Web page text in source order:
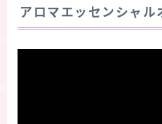
アロマエッセンシャル